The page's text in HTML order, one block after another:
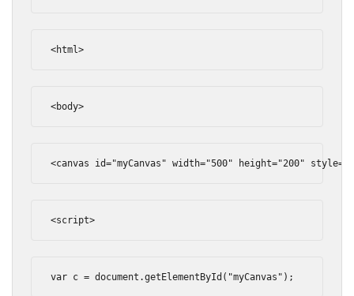
<html>
<body>
<canvas id="myCanvas" width="500" height="200" style=
<script>
var c = document .getElementById ( "myCanvas" );